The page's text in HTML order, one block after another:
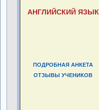
АНГЛИЙСКИЙ ЯЗЫК
ПОДРОБНАЯ АНКЕТА
ОТЗЫВЫ УЧЕНИКОВ